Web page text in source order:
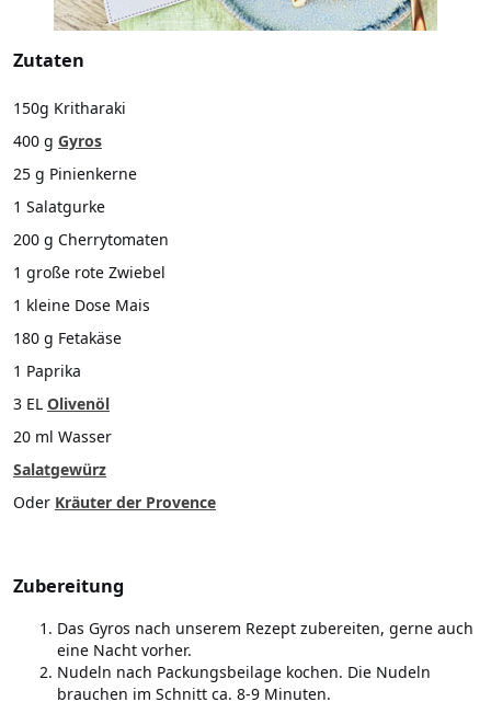
Zutaten
150g Kritharaki
400 g Gyros
25 g Pinienkerne
1 Salatgurke
200 g Cherrytomaten
1 große rote Zwiebel
1 kleine Dose Mais
180 g Fetakäse
1 Paprika
3 EL Olivenöl
20 ml Wasser
Salatgewürz
Oder Kräuter der Provence
Zubereitung
Das Gyros nach unserem Rezept zubereiten, gerne auch
eine Nacht vorher.
Nudeln nach Packungsbeilage kochen. Die Nudeln
brauchen im Schnitt ca. 8-9 Minuten.